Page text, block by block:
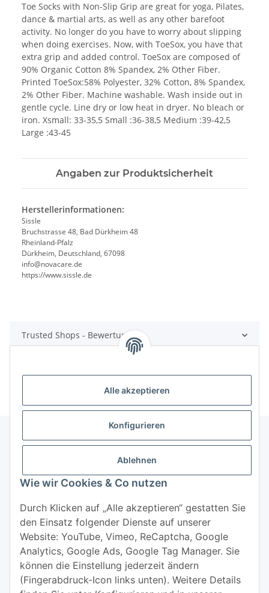
Alle akzeptieren
Konfigurieren
Ablehnen
Wie wir Cookies & Co nutzen
Durch Klicken auf „Alle akzeptieren“ gestatten Sie
den Einsatz folgender Dienste auf unserer
Website: YouTube, Vimeo, ReCaptcha, Google
Analytics, Google Ads, Google Tag Manager. Sie
können die Einstellung jederzeit ändern
(Fingerabdruck-Icon links unten). Weitere Details
Toe Socks with Non-Slip Grip are great for yoga, Pilates,
dance & martial arts, as well as any other barefoot
activity. No longer do you have to worry about slipping
when doing exercises. Now, with ToeSox, you have that
extra grip and added control. ToeSox are composed of
90% Organic Cotton 8% Spandex, 2% Other Fiber.
Printed ToeSox:58% Polyester, 32% Cotton, 8% Spandex,
2% Other Fiber. Machine washable. Wash inside out in
gentle cycle. Line dry or low heat in dryer. No bleach or
iron. Xsmall: 33-35,5 Small :36-38,5 Medium :39-42,5
Large :43-45
Angaben zur Produktsicherheit
Herstellerinformationen:
Sissle
Bruchstrasse 48, Bad Dürkheim 48
Rheinland-Pfalz
Dürkheim, Deutschland, 67098
info@novacare.de
https://www.sissle.de
Trusted Shops - Bewertungen
Mehr über